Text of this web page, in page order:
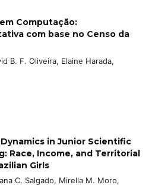
Computação:
com base no Censo da
B. F. Oliveira, Elaine Harada,
in Junior Scientific
Race, Income, and Territorial
Girls
C. Salgado, Mirella M. Moro,